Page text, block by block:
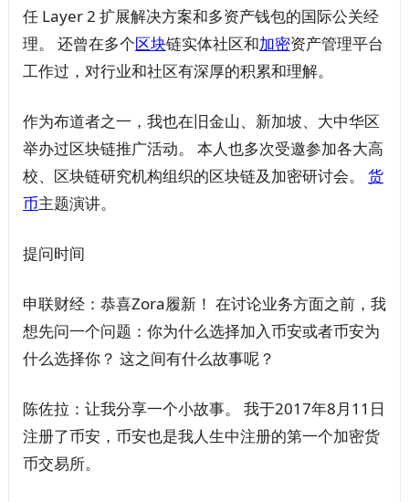
任 Layer 2 扩展解决方案和多资产钱包的国际公关经
理。 还曾在多个区块链实体社区和加密资产管理平台
工作过，对行业和社区有深厚的积累和理解。
作为布道者之一，我也在旧金山、新加坡、大中华区
举办过区块链推广活动。 本人也多次受邀参加各大高
校、区块链研究机构组织的区块链及加密研讨会。 货
币主题演讲。
提问时间
申联财经：恭喜Zora履新！ 在讨论业务方面之前，我
想先问一个问题：你为什么选择加入币安或者币安为
什么选择你？ 这之间有什么故事呢？
陈佐拉：让我分享一个小故事。 我于2017年8月11日
注册了币安，币安也是我人生中注册的第一个加密货
币交易所。